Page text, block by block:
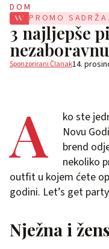
DOM
PROMO
3 najljepše
Sponzorirani Članak14.
A
ko ste
Novu
brend
nekoliko
outfit u kojem ćete
godini. Let’s get
Nježna i